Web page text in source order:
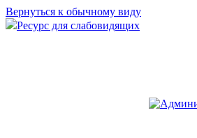
Вернуться к обычному виду
Ресурс для слабовидящих